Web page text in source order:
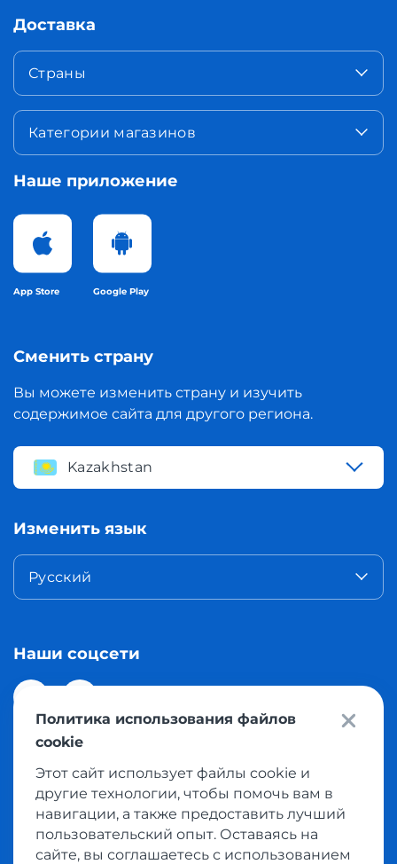
Доставка
Страны
Категории магазинов
Наше приложение
App Store Google Play
Сменить страну
Вы можете изменить страну и изучить
содержимое сайта для другого региона.
Kazakhstan
Изменить язык
Русский
Наши соцсети
© 2026 Meest Shopping доставка покупок с интернет
магазинов мира в Казахстан. Все права защищены
Политика конфиденциальности
Политика использования файлов
cookie
Этот сайт использует файлы cookie и
другие технологии, чтобы помочь вам в
навигации, а также предоставить лучший
пользовательский опыт. Оставаясь на
сайте, вы соглашаетесь с использованием